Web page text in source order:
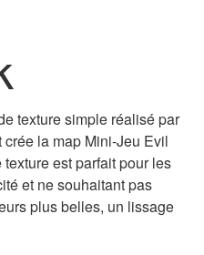
texture simple réalisé par
la map Mini-Jeu Evil
est parfait pour les
et ne souhaitant pas
plus belles, un lissage